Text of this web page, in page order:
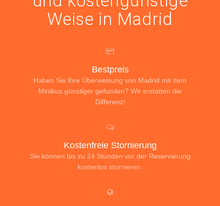
Weise in Madrid
Bestpreis
Haben Sie Ihre Überweisung von Madrid mit dem
Minibus günstiger gefunden? Wir erstatten die
Differenz!
Kostenfreie Stornierung
Sie können bis zu 24 Stunden vor der Reservierung
kostenlos stornieren.